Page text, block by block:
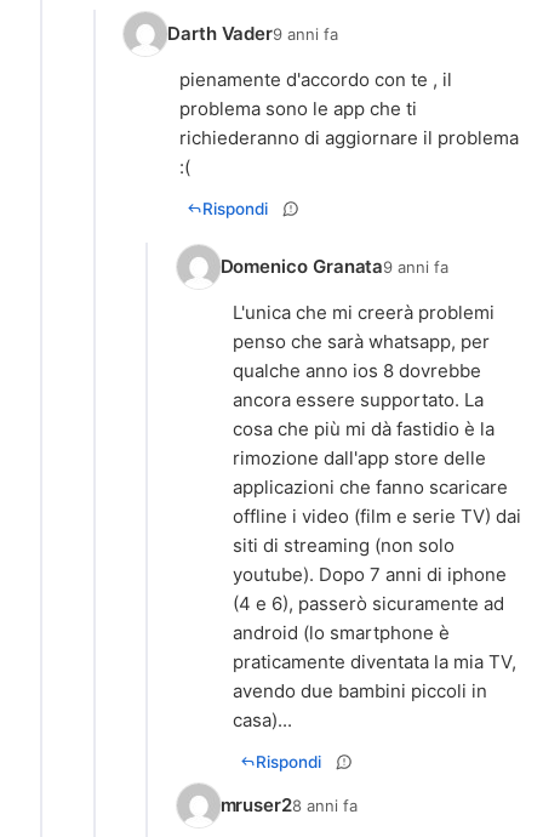
Darth Vader9 anni fa
pienamente d'accordo con te , il
problema sono le app che ti
richiederanno di aggiornare il problema
:(
Rispondi
Domenico Granata9 anni fa
L'unica che mi creerà problemi
penso che sarà whatsapp, per
qualche anno ios 8 dovrebbe
ancora essere supportato. La
cosa che più mi dà fastidio è la
rimozione dall'app store delle
applicazioni che fanno scaricare
offline i video (film e serie TV) dai
siti di streaming (non solo
youtube). Dopo 7 anni di iphone
(4 e 6), passerò sicuramente ad
android (lo smartphone è
praticamente diventata la mia TV,
avendo due bambini piccoli in
casa)...
Rispondi
mruser28 anni fa